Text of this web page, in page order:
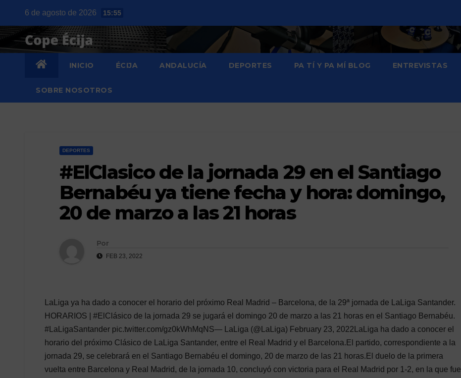
contenido
6 de agosto de 2026 15:55
INICIO ÉCIJA ANDALUCÍA DEPORTES PA TÍ Y PA MÍ BLOG ENTREVISTAS
SOBRE NOSOTROS
DEPORTES
#ElClasico de la jornada 29 en el Santiago
Bernabéu ya tiene fecha y hora: domingo,
20 de marzo a las 21 horas
Por
FEB 23, 2022
LaLiga ya ha dado a conocer el horario del próximo Real Madrid – Barcelona, de la 29ª jornada de LaLiga Santander.
HORARIOS | #ElClásico de la jornada 29 se jugará el domingo 20 de marzo a las 21 horas en el Santiago Bernabéu.
#LaLigaSantander pic.twitter.com/gz0kWhMqNS— LaLiga (@LaLiga) February 23, 2022LaLiga ha dado a conocer el
horario del próximo Clásico de LaLiga Santander, entre el Real Madrid y el Barcelona.El partido, correspondiente a la
jornada 29, se celebrará en el Santiago Bernabéu el domingo, 20 de marzo de las 21 horas.El duelo de la primera
vuelta entre Barcelona y Real Madrid, de la jornada 10, concluyó con victoria para el Real Madrid por 1-2, en la que fue